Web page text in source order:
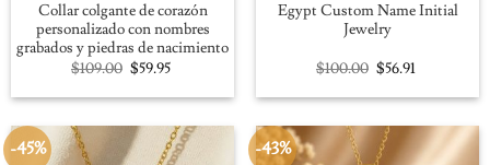
Collar colgante de corazón
personalizado con nombres
grabados y piedras de nacimiento
$109.00 Original
price
was:
$59.95Current
is:
Egypt Custom Name Initial
Jewelry
$100.00 Original
price
was:
$56.91Current
is:
-45% -43%